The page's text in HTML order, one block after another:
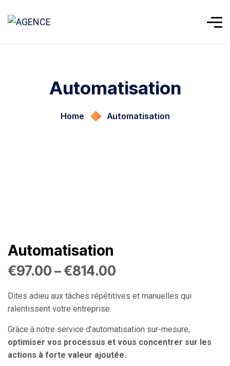
Automatisation
Home Automatisation
Automatisation
€97.00–€814.00
Dites adieu aux tâches répétitives et manuelles qui
ralentissent votre entreprise.
Grâce à notre service d’automatisation sur-mesure,
optimiser vos processus et vous concentrer sur les
actions à forte valeur ajoutée.